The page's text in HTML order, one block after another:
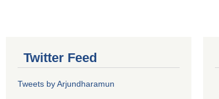
Twitter Feed
Tweets by Arjundharamun